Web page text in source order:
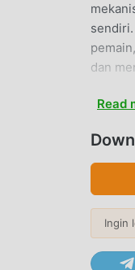
dan
Goat
secara
untuk
global
Read
Ingin